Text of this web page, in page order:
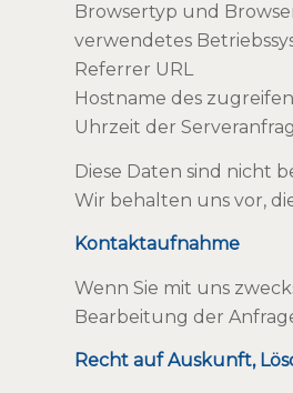
Browsertyp und
verwendetes
Referrer URL
Hostname des
Uhrzeit der
Diese Daten sind nicht
Wir behalten uns vor,
Kontaktaufnahme
Wenn Sie mit uns
Bearbeitung der
Recht auf Auskunft,